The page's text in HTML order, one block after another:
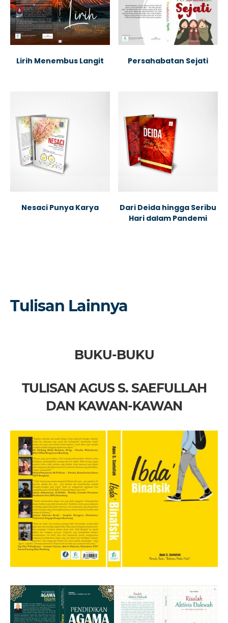
Lirih Menembus Langit Persahabatan Sejati
Nesaci Punya Karya
Dari Deida hingga Seribu
Hari dalam Pandemi
Tulisan Lainnya
BUKU-BUKU
TULISAN AGUS S. SAEFULLAH
DAN KAWAN-KAWAN